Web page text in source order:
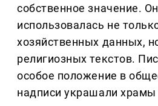
собственное значение.
использовалась не
хозяйственных данных,
религиозных текстов.
особое положение в
надписи украшали